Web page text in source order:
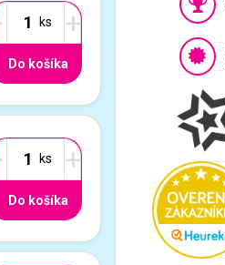
+
Do košíka
+
Do košíka